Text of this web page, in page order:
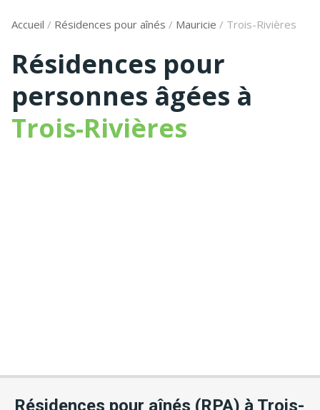
Accueil / Résidences pour aînés / Mauricie / Trois-Rivières
Résidences pour
personnes âgées à
Trois-Rivières
Résidences pour aînés (RPA) à Trois-